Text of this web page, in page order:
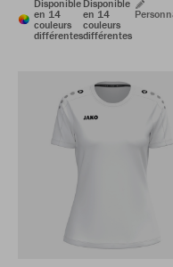
Disponible
en 14
couleurs
différentes
Disponible
en 14
couleurs
différentes